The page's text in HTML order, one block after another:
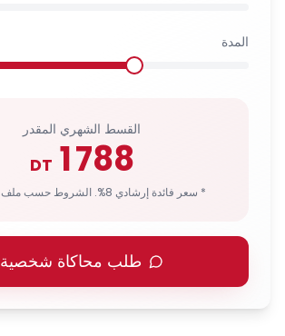
المدة
القسط الشهري المقدر
1 788
DT
* سعر فائدة إرشادي 8%. الشروط حسب ملف المغترب.
طلب محاكاة شخصية